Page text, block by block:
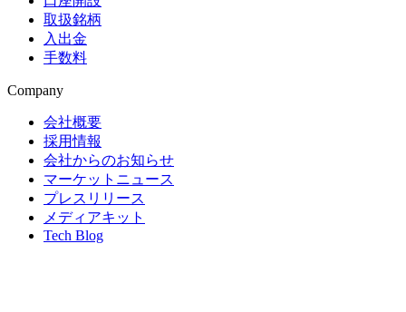
取扱銘柄
入出金
手数料
Company
会社概要
採用情報
会社からのお知らせ
マーケットニュース
プレスリリース
メディアキット
Tech Blog